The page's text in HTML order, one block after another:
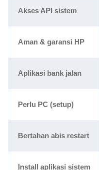
Akses API sistem
Aman & garansi HP
Aplikasi bank jalan
Perlu PC (setup)
Bertahan abis restart
Install aplikasi sistem